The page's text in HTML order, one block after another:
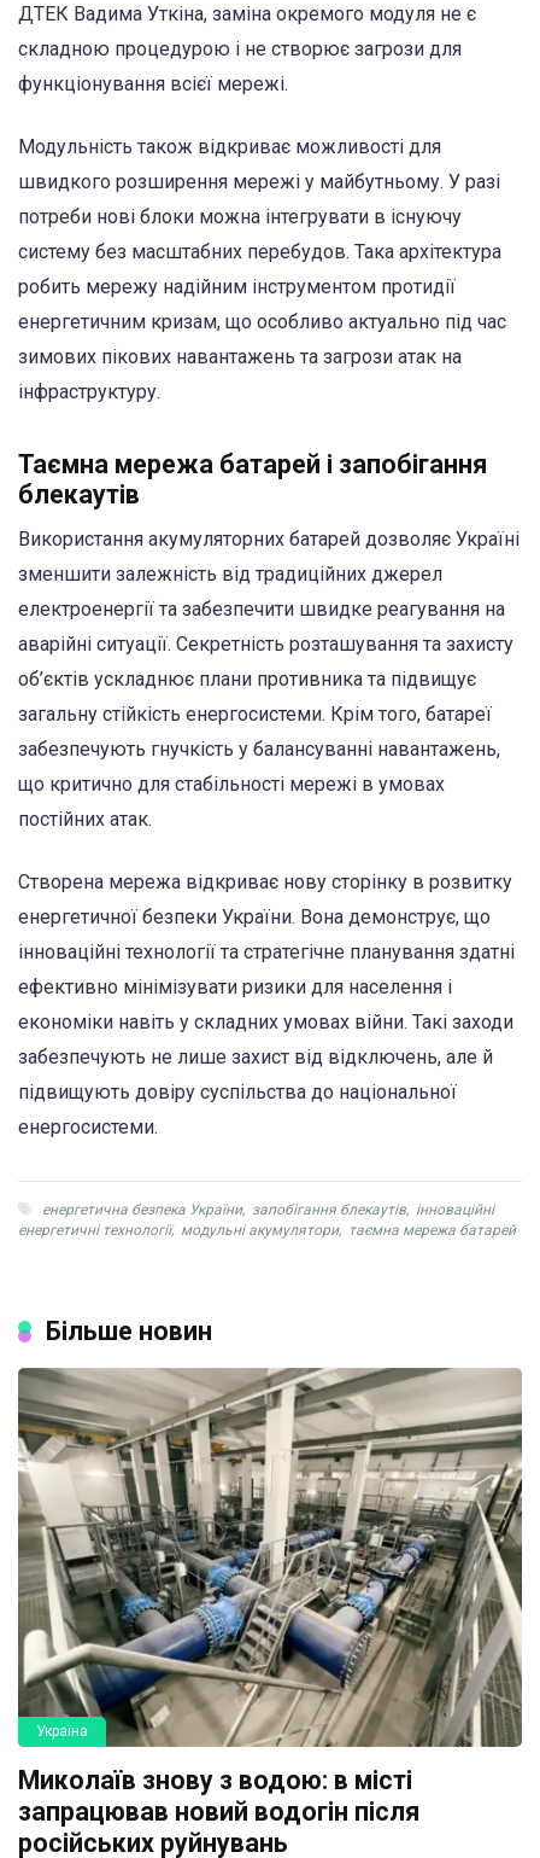
ДТЕК Вадима Уткіна, заміна окремого модуля не є
складною процедурою і не створює загрози для
функціонування всієї мережі.
Модульність також відкриває можливості для
швидкого розширення мережі у майбутньому. У разі
потреби нові блоки можна інтегрувати в існуючу
систему без масштабних перебудов. Така архітектура
робить мережу надійним інструментом протидії
енергетичним кризам, що особливо актуально під час
зимових пікових навантажень та загрози атак на
інфраструктуру.
Таємна мережа батарей і запобігання
блекаутів
Використання акумуляторних батарей дозволяє Україні
зменшити залежність від традиційних джерел
електроенергії та забезпечити швидке реагування на
аварійні ситуації. Секретність розташування та захисту
об’єктів ускладнює плани противника та підвищує
загальну стійкість енергосистеми. Крім того, батареї
забезпечують гнучкість у балансуванні навантажень,
що критично для стабільності мережі в умовах
постійних атак.
Створена мережа відкриває нову сторінку в розвитку
енергетичної безпеки України. Вона демонструє, що
інноваційні технології та стратегічне планування здатні
ефективно мінімізувати ризики для населення і
економіки навіть у складних умовах війни. Такі заходи
забезпечують не лише захист від відключень, але й
підвищують довіру суспільства до національної
енергосистеми.
енергетична безпека України, запобігання блекаутів, інноваційні
енергетичні технології, модульні акумулятори, таємна мережа батарей
Більше новин
Україна
Миколаїв знову з водою: в місті
запрацював новий водогін після
російських руйнувань